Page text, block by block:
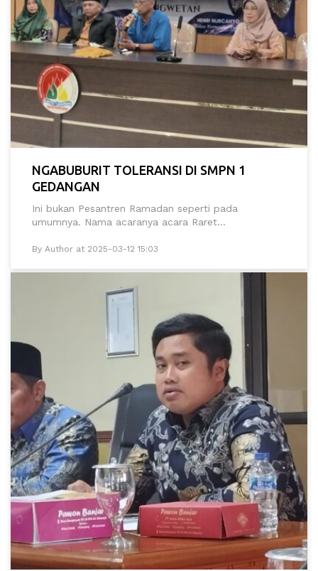
NGABUBURIT TOLERANSI DI SMPN 1
GEDANGAN
Ini bukan Pesantren Ramadan seperti pada
umumnya. Nama acaranya acara Raret...
By Author at 2025-03-12 15:03